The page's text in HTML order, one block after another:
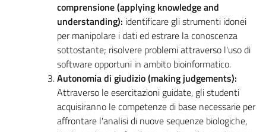
comprensione (applying knowledge and
understanding): identificare gli strumenti idonei
per manipolare i dati ed estrare la conoscenza
sottostante; risolvere problemi attraverso l'uso di
software opportuni in ambito bioinformatico.
Autonomia di giudizio (making judgements):
Attraverso le esercitazioni guidate, gli studenti
acquisiranno le competenze di base necessarie per
affrontare l'analisi di nuove sequenze biologiche,